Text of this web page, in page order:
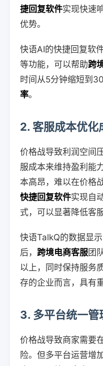
捷回复软件实现快速
优势。
快语AI的快捷回复软
等功能，可以帮助跨
时间从5分钟缩短到
率。
2. 客服成本优化
价格战导致利润空间
服成本来维持盈利能
本高昂，难以在价格
快捷回复软件实现自
式，可以显著降低客
快语TalkQ的数据显
后， 跨境电商客服团
以上，同时保持服务
存的企业而言，具有
3. 多平台统一管
价格战导致商家需要
险。但多平台运营增